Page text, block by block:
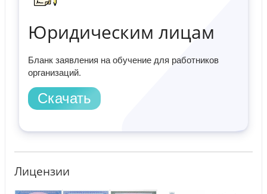
Юридическим лицам
Бланк заявления на обучение для работников
организаций.
Скачать
Лицензии